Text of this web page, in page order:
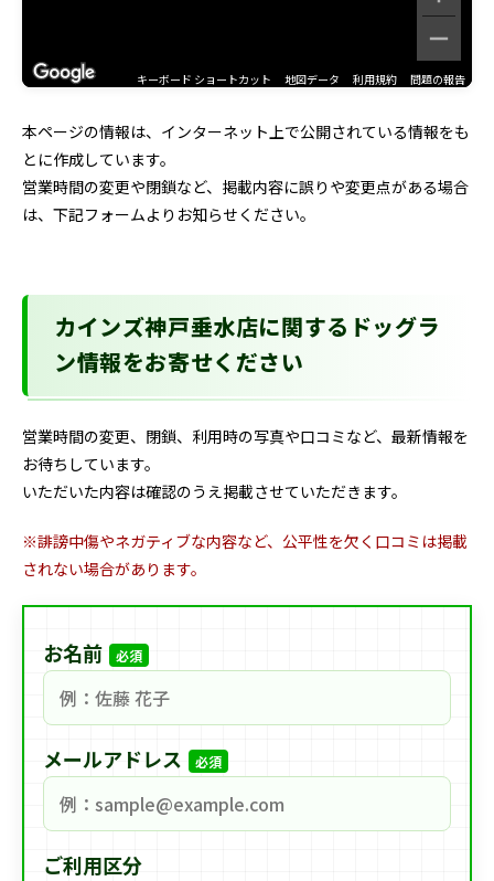
キーボード ショートカット 地図データ 利用規約 問題の報告
本ページの情報は、インターネット上で公開されている情報をも
とに作成しています。
営業時間の変更や閉鎖など、掲載内容に誤りや変更点がある場合
は、下記フォームよりお知らせください。
カインズ神戸垂水店に関するドッグラ
ン情報をお寄せください
営業時間の変更、閉鎖、利用時の写真や口コミなど、最新情報を
お待ちしています。
いただいた内容は確認のうえ掲載させていただきます。
※誹謗中傷やネガティブな内容など、公平性を欠く口コミは掲載
されない場合があります。
お名前 必須
メールアドレス 必須
ご利用区分